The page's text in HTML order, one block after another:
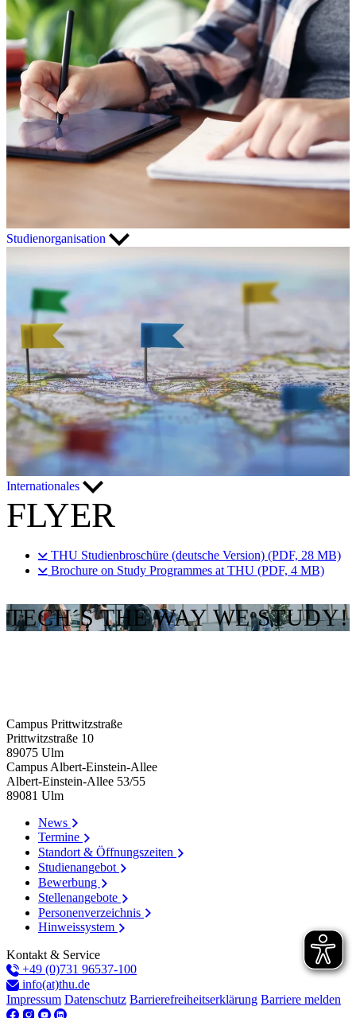
Studienorganisation
Internationales
FLYER
THU Studienbroschüre (deutsche Version) (PDF, 28 MB)
Brochure on Study Programmes at THU (PDF, 4 MB)
TECH´S THE WAY WE STUDY!
Campus Prittwitzstraße
Prittwitzstraße 10
89075 Ulm
Campus Albert-Einstein-Allee
Albert-Einstein-Allee 53/​55
89081 Ulm
News
Termine
Standort & Öffnungszeiten
Studienangebot
Bewerbung
Stellenangebote
Personenverzeichnis
Hinweissystem
Kontakt & Service
+49 (0)731 96537-100
info(at)thu.de
Impressum Datenschutz Barrierefreiheitserklärung Barriere melden